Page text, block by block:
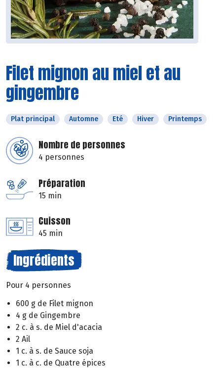
Filet mignon au miel et au
gingembre
Plat principal Automne Eté Hiver Printemps
Nombre de personnes
4 personnes
Préparation
15 min
Cuisson
45 min
Ingrédients
Pour 4 personnes
600 g de Filet mignon
4 g de Gingembre
2 c. à s. de Miel d'acacia
2 Ail
1 c. à s. de Sauce soja
1 c. à c. de Quatre épices